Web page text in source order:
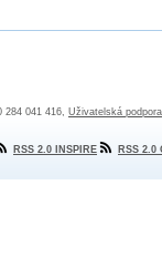
284 041 416, Uživatelská podpora
RSS 2.0 INSPIRE RSS 2.0